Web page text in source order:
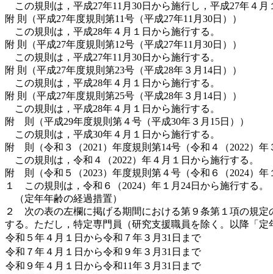
この規則は，平成27年11月30日から施行し，平成27年４月
附 則（平成27年度規則第11号（平成27年11月30日））
この規則は，平成28年４月１日から施行する。
附 則（平成27年度規則第12号（平成27年11月30日））
この規則は，平成27年11月30日から施行する。
附 則（平成27年度規則第23号（平成28年３月14日））
この規則は，平成28年４月１日から施行する。
附 則（平成27年度規則第25号（平成28年３月14日））
この規則は，平成28年４月１日から施行する。
附 則（平成29年度規則第４号（平成30年３月15日））
この規則は，平成30年４月１日から施行する。
附 則（令和３（2021）年度規則第14号（令和４（2022）
この規則は，令和４（2022）年４月１日から施行する。
附 則（令和５（2023）年度規則第４号（令和６（2024）
１ この規則は，令和６（2024）年１月24日から施行する。
（定年年齢の経過措置）
２ 次の表の左欄に掲げる期間における第９条第１項の規定
する。ただし，特定専門員（研究支援職員を除く。以降「定
令和５年４月１日から令和７年３月31日まで
令和７年４月１日から令和９年３月31日まで
令和９年４月１日から令和11年３月31日まで